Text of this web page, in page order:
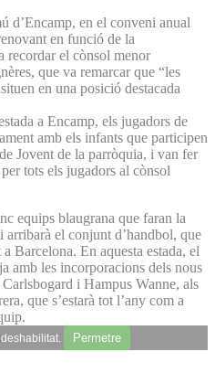
d’Encamp, en el conveni anual
en funció de la
recordar el cònsol menor
que va remarcar que “les
en una posició destacada
a Encamp, els jugadors de
amb els infants que participen
Jovent de la parròquia, i van fer
tots els jugadors al cònsol
equips blaugrana que faran la
arribarà el conjunt d’handbol, que
Barcelona. En aquesta estada, el
amb les incorporacions dels nous
i Hampus Wanne, als
que s’estarà tot l’any com a
Permetre